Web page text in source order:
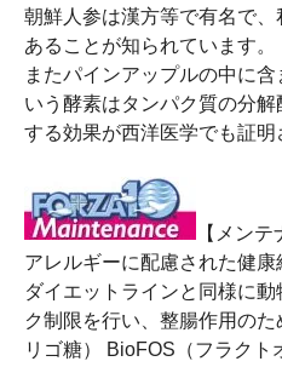
朝鮮人参は漢方等で有名で
あることが知られています。
またパインアップルの中に
いう酵素はタンパク質の分
する効果が西洋医学でも証明
【メンテ
アレルギーに配慮された健康
ダイエットラインと同様に
ク制限を行い、整腸作用の
リゴ糖） BioFOS（フラクト